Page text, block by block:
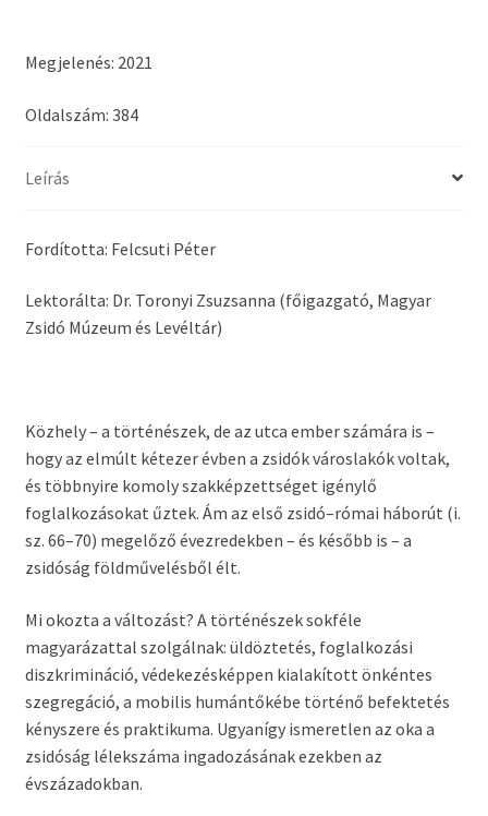
Megjelenés: 2021
Oldalszám: 384
Leírás
Fordította: Felcsuti Péter
Lektorálta: Dr. Toronyi Zsuzsanna (főigazgató, Magyar
Zsidó Múzeum és Levéltár)
Közhely – a történészek, de az utca ember számára is –
hogy az elmúlt kétezer évben a zsidók városlakók voltak,
és többnyire komoly szakképzettséget igénylő
foglalkozásokat űztek. Ám az első zsidó–római háborút (i.
sz. 66–70) megelőző évezredekben – és később is – a
zsidóság földművelésből élt.
Mi okozta a változást? A történészek sokféle
magyarázattal szolgálnak: üldöztetés, foglalkozási
diszkrimináció, védekezésképpen kialakított önkéntes
szegregáció, a mobilis humántőkébe történő befektetés
kényszere és praktikuma. Ugyanígy ismeretlen az oka a
zsidóság lélekszáma ingadozásának ezekben az
évszázadokban.